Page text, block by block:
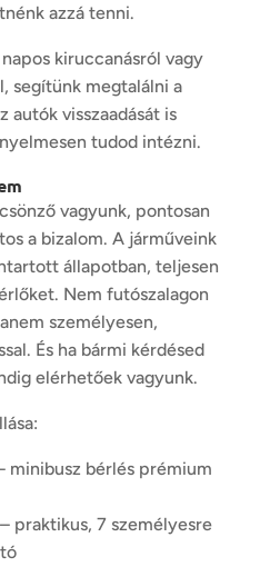
azzá tenni.
kiruccanásról vagy
segítünk megtalálni a
autók visszaadását is
tudod intézni.
vagyunk, pontosan
a bizalom. A járműveink
állapotban, teljesen
Nem futószalagon
személyesen,
És ha bármi kérdésed
elérhetőek vagyunk.
minibusz bérlés prémium
praktikus, 7 személyesre